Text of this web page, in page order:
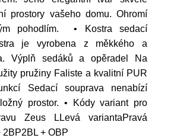
prostory vašeho domu. Ohromí
pohodlím. • Kostra sedací
je vyrobena z měkkého a
Výplň sedáků a opěradel Na
pružiny Faliste a kvalitní PUR
Sedací souprava nenabízí
prostor. • Kódy variant pro
Zeus LLevá variantaPravá
2BP2BL + OBP